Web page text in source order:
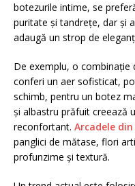
botezurile intime, se
puritate și tandrețe, dar și
adaugă un strop de
De exemplu, o combinație
conferi un aer sofisticat,
schimb, pentru un botez
și albastru prăfuit creează
reconfortant. Arcadele
panglici de mătase, flori
profunzime și textură.